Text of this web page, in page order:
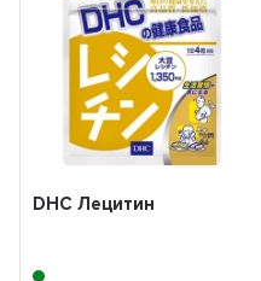
DHC Лецитин